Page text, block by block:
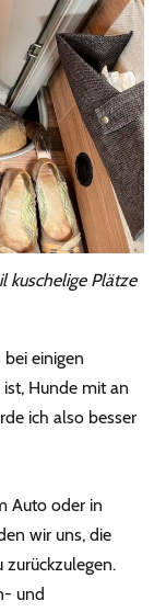
kuschelige Plätze
einigen
Hunde mit an
ich also besser
Auto oder in
wir uns, die
und